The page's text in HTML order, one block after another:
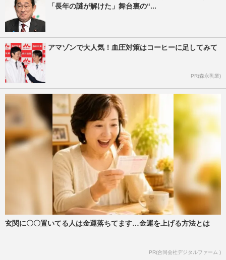
「長年の謎が解けた」舞台裏の“...
アマゾンで大人気！血圧対策はコーヒーに足してみて
PR(森永乳業)
玄関に〇〇置いてる人は金運落ちてます…金運を上げる方法とは
PR(合同会社デジタルファーム )